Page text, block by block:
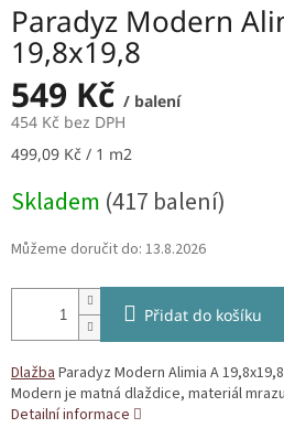
Paradyz Modern
19,8x19,8
549 Kč / balení
454 Kč bez DPH
Měrná
499,09 Kč / 1 m2
Skladem (417 balení)
Můžeme doručit do: 13.8.2026
Přidat do košíku
DlažbaParadyz Modern Alimia A
Modern je matná dlaždice, materiál
Detailní informace